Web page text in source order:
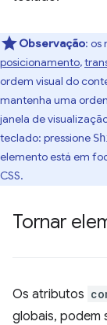
Observação: os
posicionamento,
ordem visual do
mantenha uma
janela de
teclado: pressione
elemento está em
CSS.
Tornar
Os atributos
globais, podem